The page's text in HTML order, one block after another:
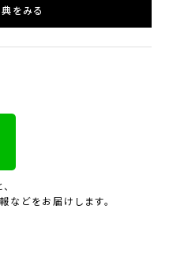
をみる
などをお届けします。